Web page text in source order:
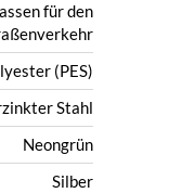
für den
(PES)
Stahl
Neongrün
Silber